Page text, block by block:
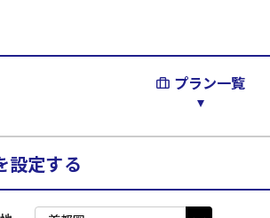
プラン一覧
設定する